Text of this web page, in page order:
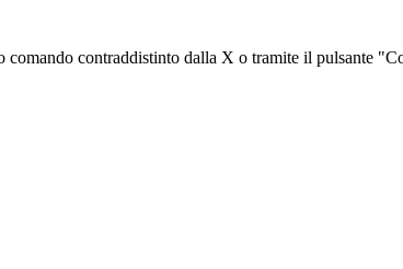
contraddistinto dalla X o tramite il pulsante